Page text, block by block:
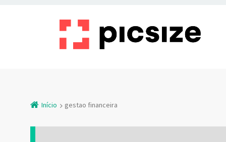
Início gestao financeira